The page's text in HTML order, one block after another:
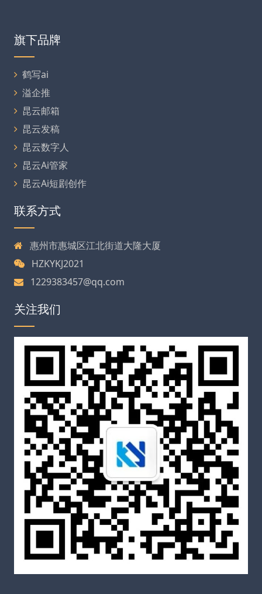
旗下品牌
鹤写ai
溢企推
昆云邮箱
昆云发稿
昆云数字人
昆云Ai管家
昆云Ai短剧创作
联系方式
惠州市惠城区江北街道大隆大厦
HZKYKJ2021
1229383457@qq.com
关注我们